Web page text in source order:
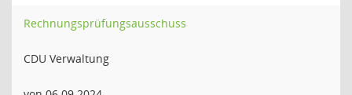
Rechnungsprüfungsausschuss
CDU Verwaltung